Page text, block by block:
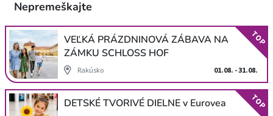
Nepremeškajte
VEĽKÁ PRÁZDNINOVÁ ZÁBAVA NA
ZÁMKU SCHLOSS HOF
Rakúsko 01.08. - 31.08.
TOP
DETSKÉ TVORIVÉ DIELNE v Eurovea TOP